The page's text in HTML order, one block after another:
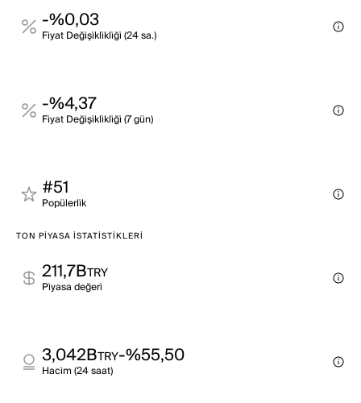
-%0,03
Fi̇yat Deği̇şi̇kli̇kli̇ği̇ (24 sa.)
-%4,37
Fi̇yat Deği̇şi̇kli̇kli̇ği̇ (7 gün)
#51
Popülerli̇k
TON PIYASA İSTATISTIKLERI
211,7BTRY
Pi̇yasa değeri̇
3,042BTRY-%55,50
Haci̇m (24 saat)